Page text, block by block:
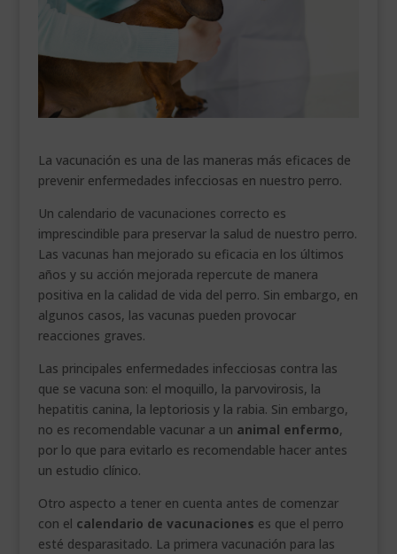
___________________________
VEURE EN CATALÀ
La vacunación es una de las maneras más eficaces de
prevenir enfermedades infecciosas en nuestro perro.
Un calendario de vacunaciones correcto es
imprescindible para preservar la salud de nuestro perro.
Las vacunas han mejorado su eficacia en los últimos
años y su acción mejorada repercute de manera
positiva en la calidad de vida del perro. Sin embargo, en
algunos casos, las vacunas pueden provocar
reacciones graves.
Las principales enfermedades infecciosas contra las
que se vacuna son: el moquillo, la parvovirosis, la
hepatitis canina, la leptoriosis y la rabia. Sin embargo,
no es recomendable vacunar a un animal enfermo,
por lo que para evitarlo es recomendable hacer antes
un estudio clínico.
Otro aspecto a tener en cuenta antes de comenzar
con el calendario de vacunaciones es que el perro
esté desparasitado. La primera vacunación para las